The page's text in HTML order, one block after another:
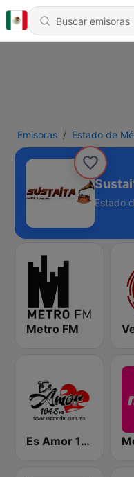
Emisoras Estado de
Estado
Metro FM
Es Amor 104.5 FM